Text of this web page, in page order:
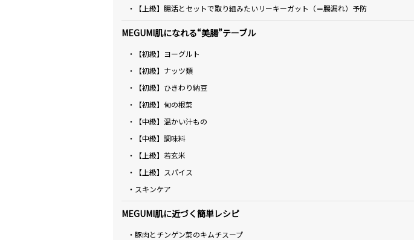
・【上級】腸活とセットで取り組みたいリーキーガット（＝腸漏れ）予防
MEGUMI肌になれる“美腸”テーブル
・【初級】ヨーグルト
・【初級】ナッツ類
・【初級】ひきわり納豆
・【初級】旬の根菜
・【中級】温かい汁もの
・【中級】調味料
・【上級】若玄米
・【上級】スパイス
・スキンケア
MEGUMI肌に近づく簡単レシピ
・豚肉とチンゲン菜のキムチスープ